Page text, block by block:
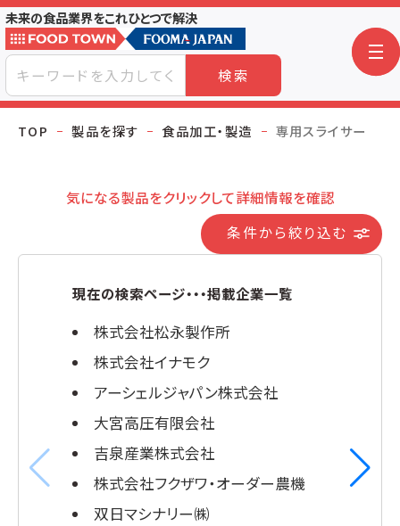
未来の食品業界をこれひとつで解決
検索
TOP 製品を探す 食品加工・製造 専用スライサー
気になる製品をクリックして詳細情報を確認
条件から絞り込む
現在の検索ページ・・・掲載企業一覧
株式会社松永製作所
株式会社イナモク
アーシェルジャパン株式会社
大宮高圧有限会社
吉泉産業株式会社
株式会社フクザワ・オーダー農機
双日マシナリー㈱